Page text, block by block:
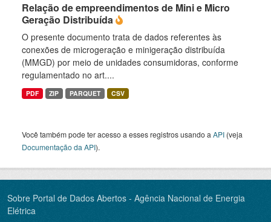
Relação de empreendimentos de Mini e Micro
Geração Distribuída
O presente documento trata de dados referentes às
conexões de microgeração e minigeração distribuída
(MMGD) por meio de unidades consumidoras, conforme
regulamentado no art....
PDF ZIP PARQUET CSV
Você também pode ter acesso a esses registros usando a API (veja
Documentação da API).
Sobre Portal de Dados Abertos - Agência Nacional de Energia
Elétrica